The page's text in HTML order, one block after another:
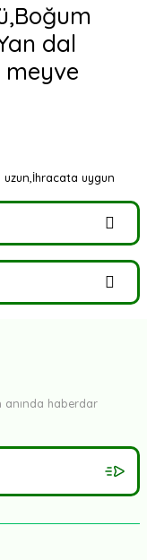
dal
uygun
anında haberdar